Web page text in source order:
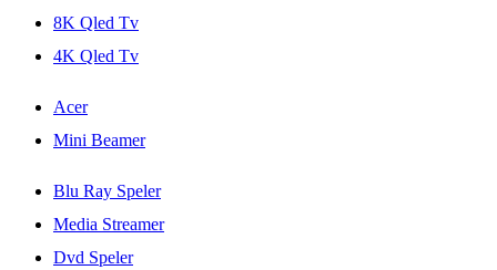
8K Qled Tv
4K Qled Tv
Acer
Mini Beamer
Blu Ray Speler
Media Streamer
Dvd Speler